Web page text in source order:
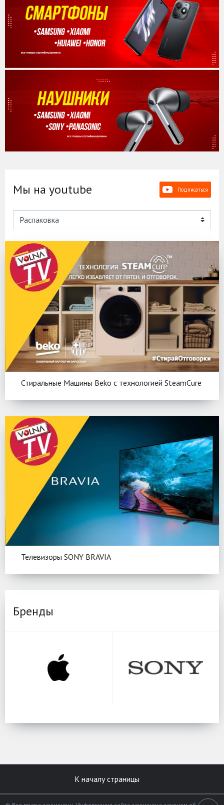
Мы на youtube Подписаться
Стиральные Машины Beko c технологией SteamCure
Телевизоры SONY BRAVIA
Бренды
К началу страницы